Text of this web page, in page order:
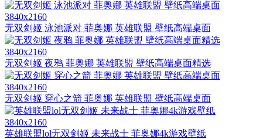
3840x2160
无双剑姬 泳池派对 菲奥娜 英雄联盟 壁纸高端桌面
3840x2160
无双剑姬 夜鸦 菲奥娜 英雄联盟 壁纸高端桌面精选
3840x2160
无双剑姬 穿心之箭 菲奥娜 英雄联盟 壁纸高端桌面
3840x2160
英雄联盟lol无双剑姬 未来战士 菲奥娜4k游戏壁纸